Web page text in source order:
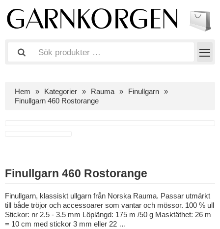
Hem Kategorier Rauma
Finullgarn
Finullgarn 460 Rostorange
Finullgarn 460 Rostorange
Finullgarn, klassiskt ullgarn från Norska Rauma. Passar utmärkt
till både tröjor och accessoarer som vantar och mössor. 100 % ull
Stickor: nr 2.5 - 3.5 mm Löplängd: 175 m /50 g Masktäthet: 26 m
= 10 cm med stickor 3 mm eller 22 …